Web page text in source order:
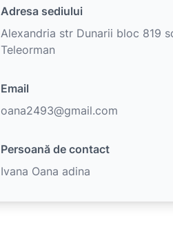
Adresa sediului
Alexandria str Dunarii bloc 819
Teleorman
Email
oana2493@gmail.com
Persoană de contact
Ivana Oana adina